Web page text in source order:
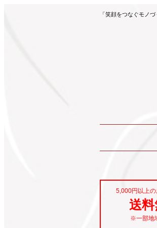
「笑顔をつなぐモノ
5,000円以上
送
※一部地